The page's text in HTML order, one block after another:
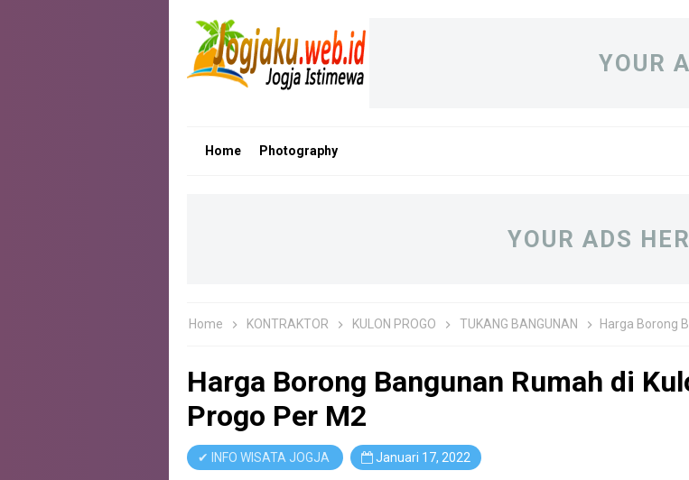
YOUR
Home Photography
YOUR ADS
Home KONTRAKTOR KULON PROGO TUKANG BANGUNAN Harga Borong Bangunan Rumah di Kulon
Harga Borong Bangunan Rumah di
Progo Per M2
✔ INFO WISATA JOGJA Januari 17, 2022